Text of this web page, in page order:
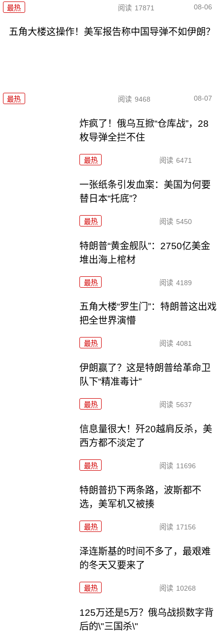
最热 阅读 17871 08-06
五角大楼这操作！美军报告称中国导弹不如伊朗？
最热 阅读 9468 08-07
炸疯了！俄乌互掀“仓库战”，28
枚导弹全拦不住
最热 阅读 6471
一张纸条引发血案：美国为何要
替日本“托底”？
最热 阅读 5450
特朗普“黄金舰队”：2750亿美金
堆出海上棺材
最热 阅读 4189
五角大楼“罗生门”：特朗普这出戏
把全世界演懵
最热 阅读 4081
伊朗赢了？这是特朗普给革命卫
队下“精准毒计”
最热 阅读 5637
信息量很大！歼20越肩反杀，美
西方都不淡定了
最热 阅读 11696
特朗普扔下两条路，波斯都不
选，美军机又被揍
最热 阅读 17156
泽连斯基的时间不多了，最艰难
的冬天又要来了
最热 阅读 10268
125万还是5万？俄乌战损数字背
后的\"三国杀\"